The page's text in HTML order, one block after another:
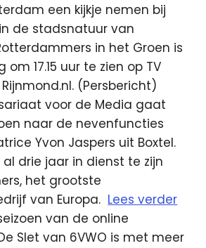
een kijkje nemen bij
de stadsnatuur van
in het Groen is
om 17.15 uur te zien op TV
(Persbericht)
voor de Media gaat
naar de nevenfuncties
Yvon Jaspers uit Boxtel.
al drie jaar in dienst te zijn
het grootste
van Europa. Lees verder
van de online
Slet van 6VWO is met meer